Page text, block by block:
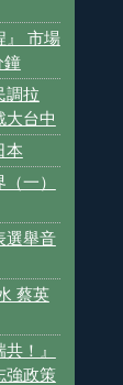
』 市場
鐘
調拉
大台中
本
一）
選舉音
蔡英
！』
強政策